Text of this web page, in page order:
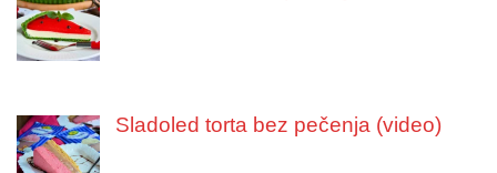
Sladoled torta bez pečenja (video)